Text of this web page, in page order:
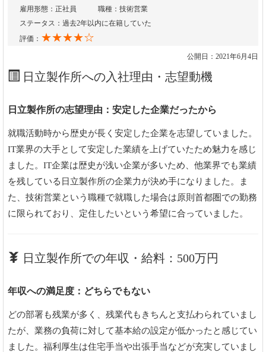
雇用形態：正社員
職種：技術営業
ステータス：過去2年以内に在籍していた
評価： ★★★★☆
公開日：2021年6月4日
日立製作所への入社理由・志望動機
日立製作所の志望理由：安定した企業だったから
就職活動時から歴史が長く安定した企業を志望していました。
IT業界の大手として安定した業績を上げていたため魅力を感じ
ました。IT企業は歴史が浅い企業が多いため、他業界でも業績
を残している日立製作所の企業力が決め手になりました。ま
た、技術営業という職種で就職した場合は原則首都圏での勤務
に限られており、定住したいという希望に合っていました。
日立製作所での年収・給料：500万円
年収への満足度：どちらでもない
どの部署も残業が多く、残業代もきちんと支払わられていまし
たが、業務の負荷に対して基本給の設定が低かったと感じてい
ました。福利厚生は住宅手当や出張手当などが充実していまし